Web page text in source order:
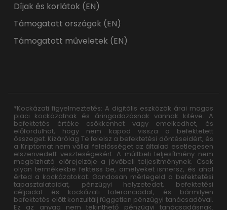
Díjak és korlátok (EN)
Támogatott országok (EN)
Támogatott műveletek (EN)
*Kockázati figyelmeztetés: A digitális eszközök árai magas
piaci kockázatnak és áringadozásnak vannak kitéve. A
befektetés értéke csökkenhet vagy emelkedhet, és
előfordulhat, hogy nem kapod vissza a befektetett
összeget. Kizárólag Te felelsz a befektetési döntéseidért, és
a Kriptomat nem vállal felelősséget az általad esetlegesen
elszenvedett veszteségekért. A múltbeli teljesítmény nem
megbízható előrejelzője a jövőbeli teljesítménynek. Csak
olyan termékekbe fektess be, amelyeket ismersz, és ahol
érted a kockázatokat. Gondosan mérlegeld a befektetési
tapasztalataidat, pénzügyi helyzetedet, befektetési
céljaidat és kockázati toleranciádat, és bármilyen
befektetés előtt konzultálj független pénzügyi tanácsadóval.
Ez az anyag nem tekinthető pénzügyi tanácsadásnak.